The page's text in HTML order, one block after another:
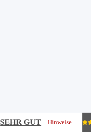
SEHR GUT Hinweise